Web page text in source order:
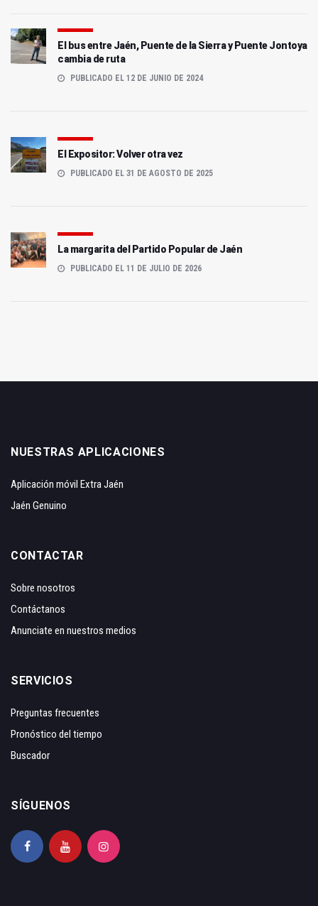
El bus entre Jaén, Puente de la Sierra y Puente Jontoya
cambia de ruta
PUBLICADO EL 12 DE JUNIO DE 2024
El Expositor: Volver otra vez
PUBLICADO EL 31 DE AGOSTO DE 2025
La margarita del Partido Popular de Jaén
PUBLICADO EL 11 DE JULIO DE 2026
NUESTRAS APLICACIONES
Aplicación móvil Extra Jaén
Jaén Genuino
CONTACTAR
Sobre nosotros
Contáctanos
Anunciate en nuestros medios
SERVICIOS
Preguntas frecuentes
Pronóstico del tiempo
Buscador
SÍGUENOS